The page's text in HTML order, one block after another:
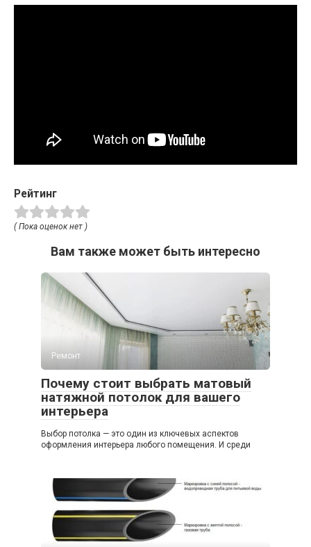
Рейтинг
( Пока оценок нет )
Вам также может быть интересно
Ремонт
Почему стоит выбрать матовый
натяжной потолок для вашего
интерьера
Выбор потолка — это один из ключевых аспектов
оформления интерьера любого помещения. И среди